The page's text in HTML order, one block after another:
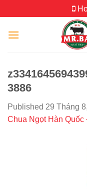
to
content
3886
Published 29 Tháng
Chua Ngọt Hàn Quốc